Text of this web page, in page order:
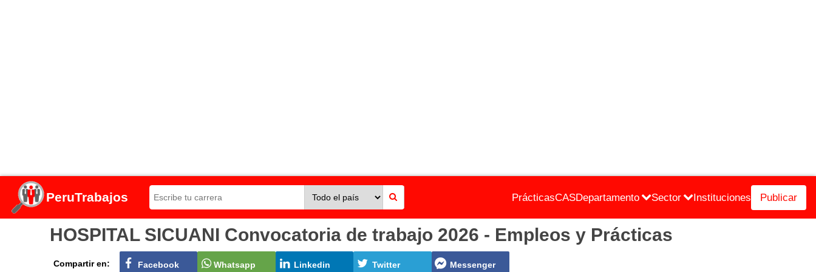
PeruTrabajos PrácticasCASDepartamento Sector Instituciones Publicar
HOSPITAL SICUANI Convocatoria de trabajo 2026 - Empleos y Prácticas
Compartir en: Facebook Whatsapp Linkedin Twitter Messenger